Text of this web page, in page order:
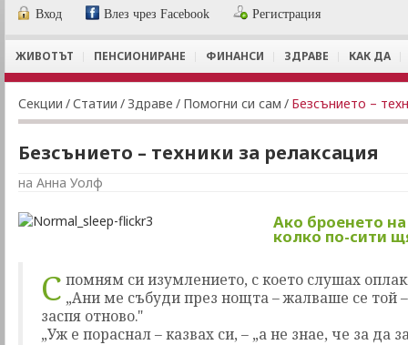
Вход Влез чрез Facebook Регистрация
ЖИВОТЪТ ПЕНСИОНИРАНЕ ФИНАНСИ ЗДРАВЕ КАК ДА
Секции /Статии / Здраве / Помогни си сам / Безсънието –
Безсънието – техники за релаксация
на Анна Уолф
Ако броенето
колко по-сити
С помням си изумлението, с което слушах
„Ани ме събуди през нощта – жалваше се той
заспя отново."
„Уж е пораснал – казвах си, – „а не знае, че за да